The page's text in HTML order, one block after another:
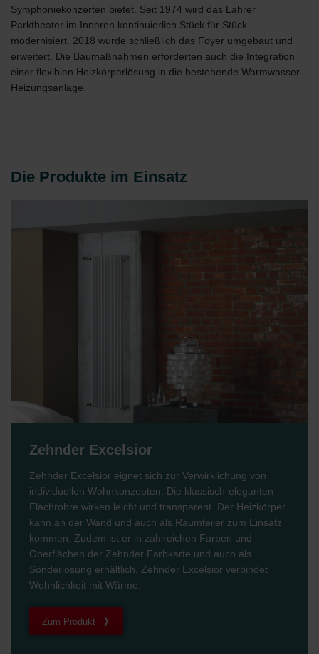
Symphoniekonzerten bietet. Seit 1974 wird das Lahrer
Parktheater im Inneren kontinuierlich Stück für Stück
modernisiert. 2018 wurde schließlich das Foyer umgebaut und
erweitert. Die Baumaßnahmen erforderten auch die Integration
einer flexiblen Heizkörperlösung in die bestehende Warmwasser-
Heizungsanlage.
Die Produkte im Einsatz
Zehnder Excelsior
Zehnder Excelsior eignet sich zur Verwirklichung von
individuellen Wohnkonzepten. Die klassisch-eleganten
Flachrohre wirken leicht und transparent. Der Heizkörper
kann an der Wand und auch als Raumteiler zum Einsatz
kommen. Zudem ist er in zahlreichen Farben und
Oberflächen der Zehnder Farbkarte und auch als
Sonderlösung erhältlich. Zehnder Excelsior verbindet
Wohnlichkeit mit Wärme.
Zum Produkt